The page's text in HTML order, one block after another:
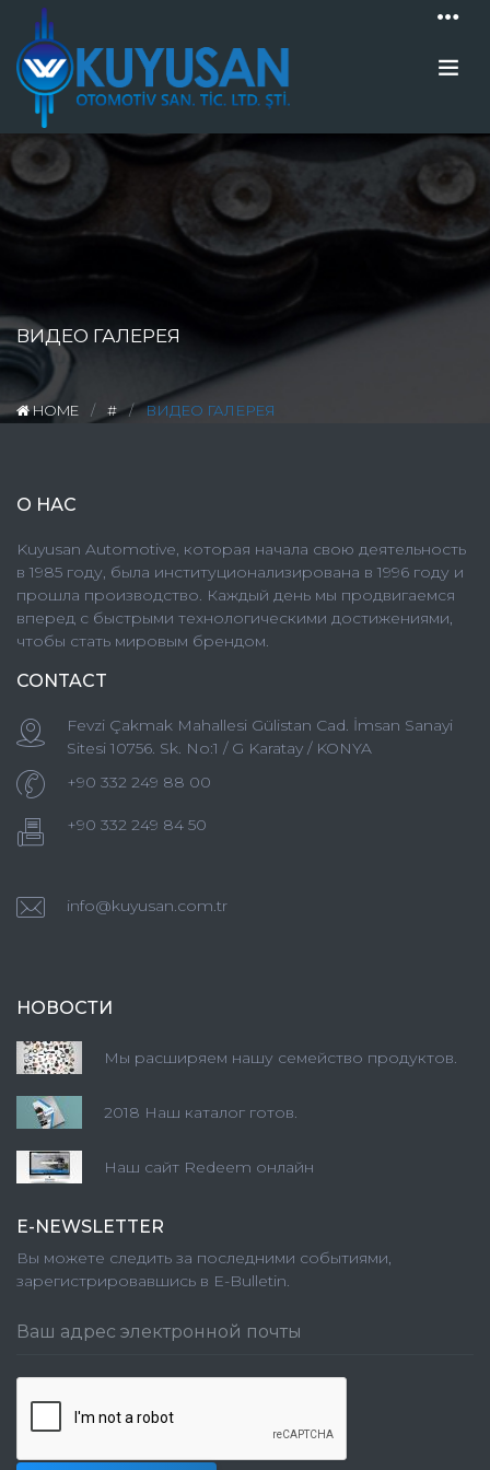
ВИДЕО ГАЛЕРЕЯ
HOME # ВИДЕО ГАЛЕРЕЯ
О НАС
Kuyusan Automotive, которая начала свою деятельность
в 1985 году, была институционализирована в 1996 году и
прошла производство. Каждый день мы продвигаемся
вперед с быстрыми технологическими достижениями,
чтобы стать мировым брендом.
CONTACT
Fevzi Çakmak Mahallesi Gülistan Cad. İmsan Sanayi
Sitesi 10756. Sk. No:1 / G Karatay / KONYA
+90 332 249 88 00
+90 332 249 84 50
info@kuyusan.com.tr
НОВОСТИ
Мы расширяем нашу семейство продуктов.
2018 Наш каталог готов.
Наш сайт Redeem онлайн
E-NEWSLETTER
Вы можете следить за последними событиями,
зарегистрировавшись в E-Bulletin.